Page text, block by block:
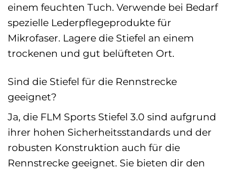
einem feuchten Tuch. Verwende bei Bedarf
spezielle Lederpflegeprodukte für
Mikrofaser. Lagere die Stiefel an einem
trockenen und gut belüfteten Ort.
Sind die Stiefel für die Rennstrecke
geeignet?
Ja, die FLM Sports Stiefel 3.0 sind aufgrund
ihrer hohen Sicherheitsstandards und der
robusten Konstruktion auch für die
Rennstrecke geeignet. Sie bieten dir den